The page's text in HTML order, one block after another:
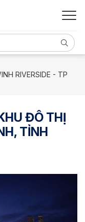
RIVERSIDE - TP
ĐÔ THỊ
TỈNH